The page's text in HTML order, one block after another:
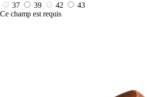
37
39 42
43
Ce champ est requis